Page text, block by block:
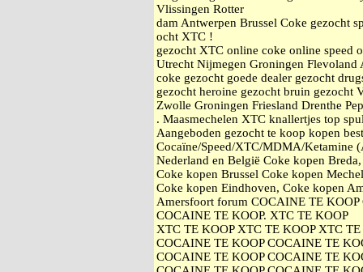
Vlissingen Rotter
dam Antwerpen Brussel Coke gezocht
ocht XTC !
gezocht XTC online coke online speed
Utrecht Nijmegen Groningen Flevoland
coke gezocht goede dealer gezocht
gezocht heroine gezocht bruin gezocht
Zwolle Groningen Friesland Drenthe
. Maasmechelen XTC knallertjes top
Aangeboden gezocht te koop kopen
Cocaïne/Speed/XTC/MDMA/Ketamine
Nederland en België Coke kopen
Coke kopen Brussel Coke kopen
Coke kopen Eindhoven, Coke kopen
Amersfoort forum COCAINE TE
COCAINE TE KOOP. XTC TE KOOP
XTC TE KOOP XTC TE KOOP XTC
COCAINE TE KOOP COCAINE TE
COCAINE TE KOOP COCAINE TE